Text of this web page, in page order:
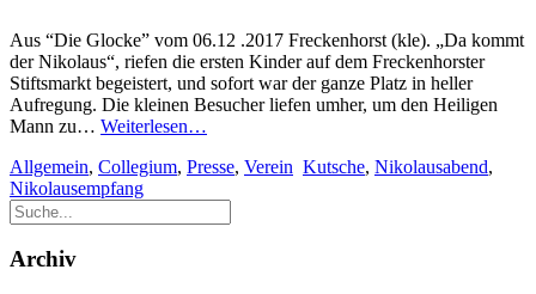
Aus “Die Glocke” vom 06.12 .2017 Freckenhorst (kle). „Da kommt
der Nikolaus“, riefen die ersten Kinder auf dem Freckenhorster
Stiftsmarkt begeistert, und sofort war der ganze Platz in heller
Aufregung. Die kleinen Besucher liefen umher, um den Heiligen
Mann zu… Weiterlesen…
den
Allgemein, Collegium, Presse, Verein Kutsche, Nikolausabend,
Nikolausempfang
Archiv